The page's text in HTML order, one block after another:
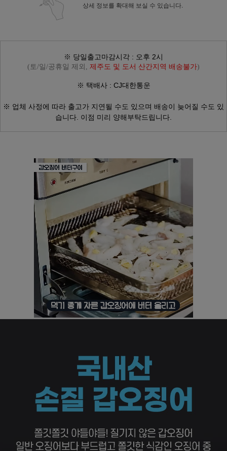
상세 정보를 확대해 보실 수 있습니다.
※ 당일출고마감시각 : 오후 2시
(토/일/공휴일 제외, 제주도 및 도서 산간지역 배송불가)
※ 택배사 : CJ대한통운
※ 업체 사정에 따라 출고가 지연될 수도 있으며 배송이 늦어질 수도 있
습니다. 이점 미리 양해부탁드립니다.